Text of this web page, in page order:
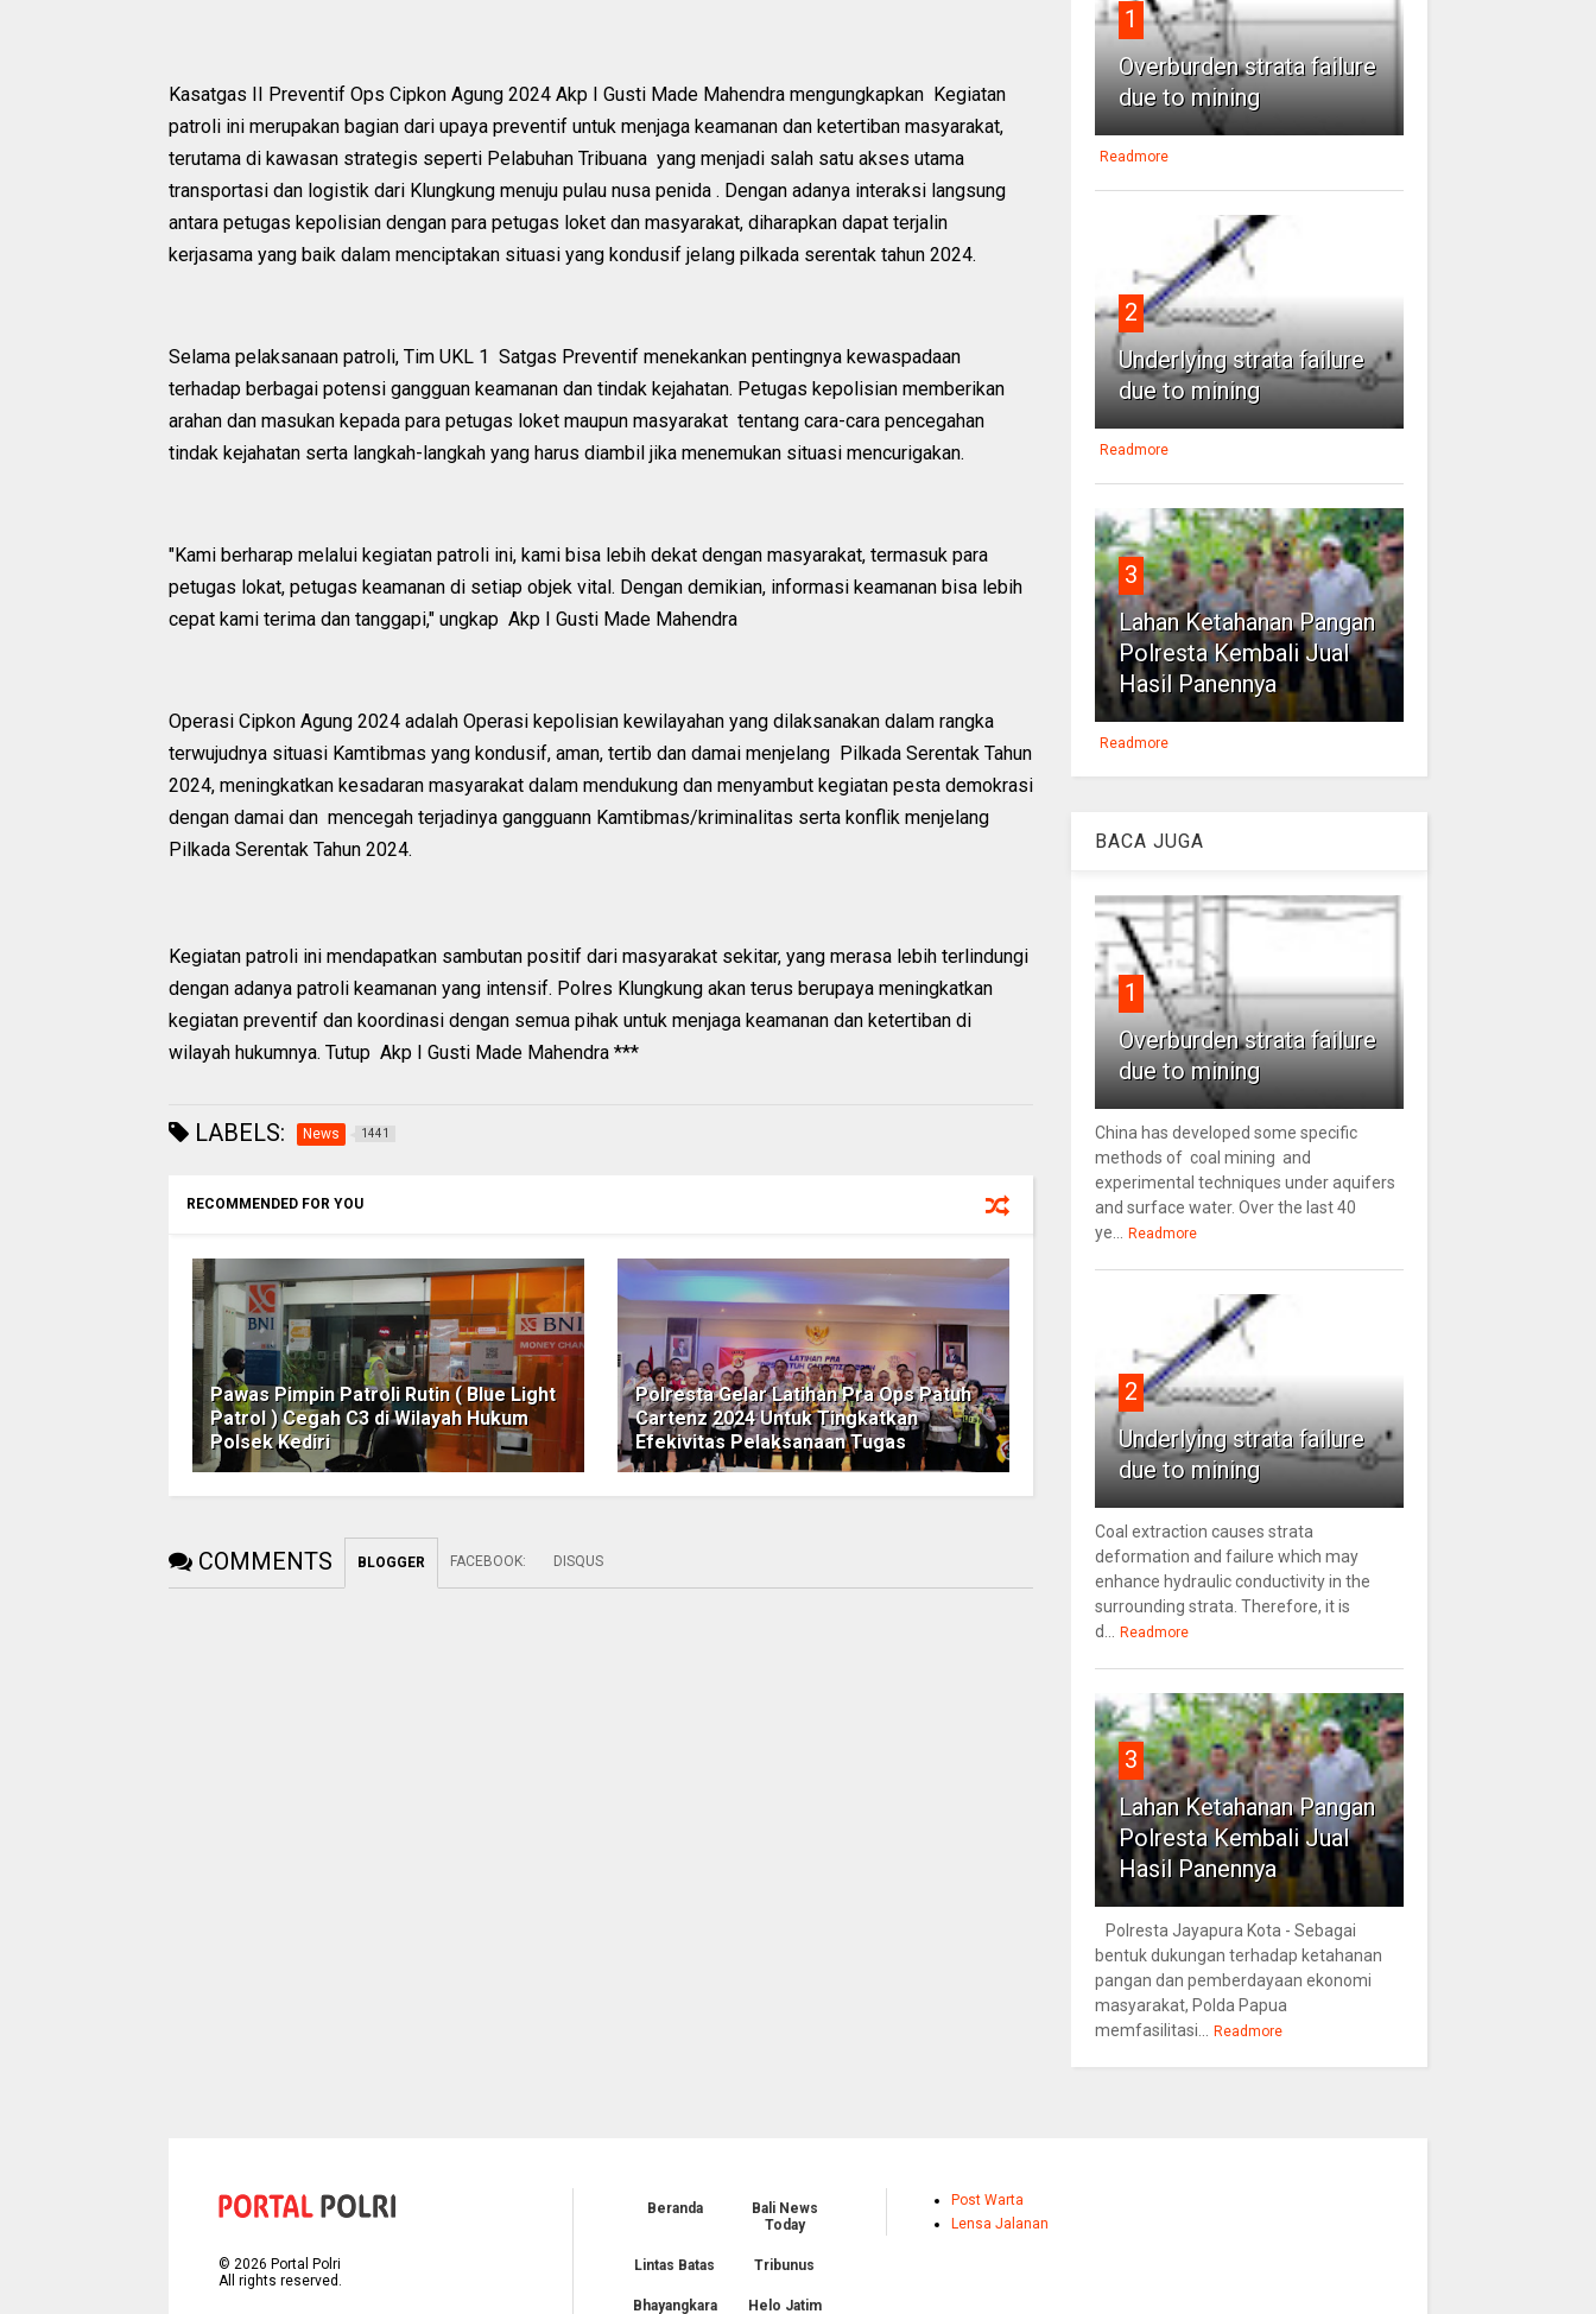
Kasatgas II Preventif Ops Cipkon Agung 2024 Akp I Gusti Made Mahendra mengungkapkan Kegiatan
patroli ini merupakan bagian dari upaya preventif untuk menjaga keamanan dan ketertiban masyarakat,
terutama di kawasan strategis seperti Pelabuhan Tribuana yang menjadi salah satu akses utama
transportasi dan logistik dari Klungkung menuju pulau nusa penida . Dengan adanya interaksi langsung
antara petugas kepolisian dengan para petugas loket dan masyarakat, diharapkan dapat terjalin
kerjasama yang baik dalam menciptakan situasi yang kondusif jelang pilkada serentak tahun 2024.
Selama pelaksanaan patroli, Tim UKL 1 Satgas Preventif menekankan pentingnya kewaspadaan
terhadap berbagai potensi gangguan keamanan dan tindak kejahatan. Petugas kepolisian memberikan
arahan dan masukan kepada para petugas loket maupun masyarakat tentang cara-cara pencegahan
tindak kejahatan serta langkah-langkah yang harus diambil jika menemukan situasi mencurigakan.
"Kami berharap melalui kegiatan patroli ini, kami bisa lebih dekat dengan masyarakat, termasuk para
petugas lokat, petugas keamanan di setiap objek vital. Dengan demikian, informasi keamanan bisa lebih
cepat kami terima dan tanggapi," ungkap Akp I Gusti Made Mahendra
Operasi Cipkon Agung 2024 adalah Operasi kepolisian kewilayahan yang dilaksanakan dalam rangka
terwujudnya situasi Kamtibmas yang kondusif, aman, tertib dan damai menjelang Pilkada Serentak Tahun
2024, meningkatkan kesadaran masyarakat dalam mendukung dan menyambut kegiatan pesta demokrasi
dengan damai dan mencegah terjadinya gangguann Kamtibmas/kriminalitas serta konflik menjelang
Pilkada Serentak Tahun 2024.
Kegiatan patroli ini mendapatkan sambutan positif dari masyarakat sekitar, yang merasa lebih terlindungi
dengan adanya patroli keamanan yang intensif. Polres Klungkung akan terus berupaya meningkatkan
kegiatan preventif dan koordinasi dengan semua pihak untuk menjaga keamanan dan ketertiban di
wilayah hukumnya. Tutup Akp I Gusti Made Mahendra ***
LABELS: News 1441
RECOMMENDED FOR YOU
Pawas Pimpin Patroli Rutin ( Blue Light
Patrol ) Cegah C3 di Wilayah Hukum
Polsek Kediri
Polresta Gelar Latihan Pra Ops Patuh
Cartenz 2024 Untuk Tingkatkan
Efekivitas Pelaksanaan Tugas
COMMENTS BLOGGER FACEBOOK: DISQUS
1
Overburden strata failure
due to mining
Readmore
2
Underlying strata failure
due to mining
Readmore
3
Lahan Ketahanan Pangan
Polresta Kembali Jual
Hasil Panennya
Readmore
BACA JUGA
1
Overburden strata failure
due to mining
China has developed some specific
methods of coal mining and
experimental techniques under aquifers
and surface water. Over the last 40
ye...
Readmore
2
Underlying strata failure
due to mining
Coal extraction causes strata
deformation and failure which may
enhance hydraulic conductivity in the
surrounding strata. Therefore, it is
d...
Readmore
3
Lahan Ketahanan Pangan
Polresta Kembali Jual
Hasil Panennya
Polresta Jayapura Kota - Sebagai
bentuk dukungan terhadap ketahanan
pangan dan pemberdayaan ekonomi
masyarakat, Polda Papua
memfasilitasi...
Readmore
©2026 Portal Polri
All rights reserved.
Beranda
Bali News
Today
Lintas Batas Tribunus
Bhayangkara Helo Jatim
Post Warta
Lensa Jalanan